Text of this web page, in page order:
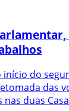
início do
das
duas